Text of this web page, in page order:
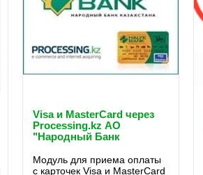
Visa и MasterCard через
Processing.kz АО
"Народный Банк
Модуль для приема оплаты
с карточек Visa и MasterCard